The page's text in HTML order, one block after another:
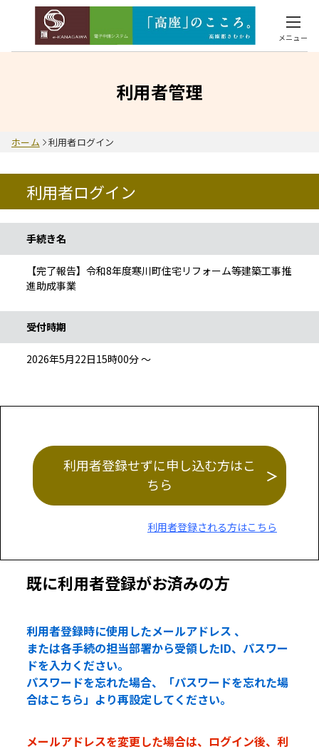
メニュー
利用者管理
ホーム 利用者ログイン
利用者ログイン
手続き名
【完了報告】令和8年度寒川町住宅リフォーム等建築工事推
進助成事業
受付時期
2026年5月22日15時00分 ～
利用者登録せずに申し込む方はこ
ちら
利用者登録される方はこちら
既に利用者登録がお済みの方
利用者登録時に使用したメールアドレス 、
または各手続の担当部署から受領したID、パスワー
ドを入力ください。
パスワードを忘れた場合、「パスワードを忘れた場
合はこちら」より再設定してください。
メールアドレスを変更した場合は、ログイン後、利